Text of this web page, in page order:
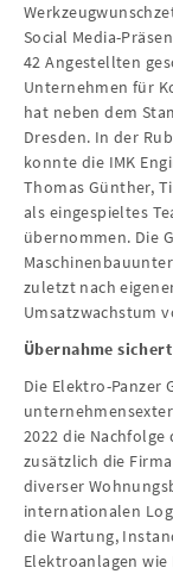
Social Media-
42 Angestellten
Unternehmen für
hat neben dem
Dresden. In der
konnte die IMK
Thomas Günther,
als eingespieltes
übernommen. Die
zuletzt nach
Umsatzwachstum
Übernahme
Die Elektro-Panzer
2022 die
zusätzlich die
diverser
internationalen
die Wartung,
Elektroanlagen